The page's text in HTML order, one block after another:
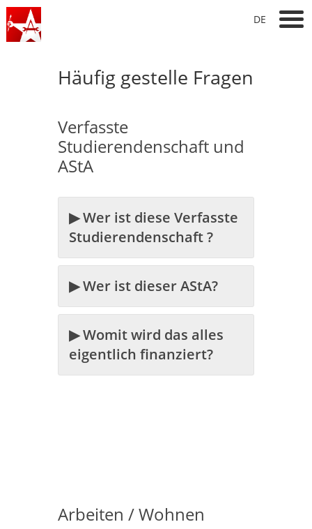
DE
Häufig gestelle Fragen
Verfasste
Studierendenschaft und
AStA
▶ Wer ist diese Verfasste
Studierendenschaft ?
▶ Wer ist dieser AStA?
▶ Womit wird das alles
eigentlich finanziert?
Arbeiten / Wohnen